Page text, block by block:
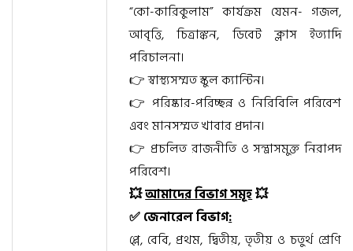
“কো-কারিকুলাম” কার্যক্রম যেমন- গজল,
আবৃত্তি, চিত্রাঙ্কন, ডিবেট ক্লাস ইত্যাদি
পরিচালনা।
👉 স্বাস্থ্যসম্মত স্কুল ক্যান্টিন।
👉 পরিষ্কার-পরিচ্ছন্ন ও নিরিবিলি পরিবেশ
এবং মানসম্মত খাবার প্রদান।
👉 প্রচলিত রাজনীতি ও সন্ত্রাসমুক্ত নিরাপদ
পরিবেশ।
💥আমাদের বিভাগ সমূহ💥
✅ জেনারেল বিভাগ:
প্লে, বেবি, প্রথম, দ্বিতীয়, তৃতীয় ও চতুর্থ শ্রেণি